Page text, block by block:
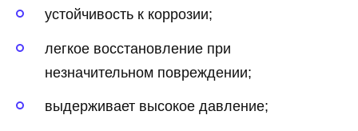
устойчивость к коррозии;
легкое восстановление при
незначительном повреждении;
выдерживает высокое давление;